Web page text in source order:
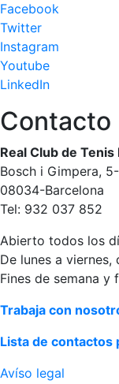
personales
Actividades
dirigidas
Normativa
Restaurantes
Restaurante
El Snack
Casa Arilla
Chill Out
Bar Piscina
Patrocinio
Patrocinadores
Facebook
Twitter
Instagram
Youtube
LinkedIn
Contacto
Real Club de
Bosch i Gimpera,
08034-Barcelona
Tel: 932 037 852
Abierto todos los
De lunes a viernes,
Fines de semana y
Trabaja con
Lista de
Avíso legal